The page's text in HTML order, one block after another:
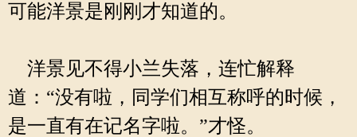
可能洋景是刚刚才知道的。
洋景见不得小兰失落，连忙解释
道：“没有啦，同学们相互称呼的时候，
是一直有在记名字啦。”才怪。